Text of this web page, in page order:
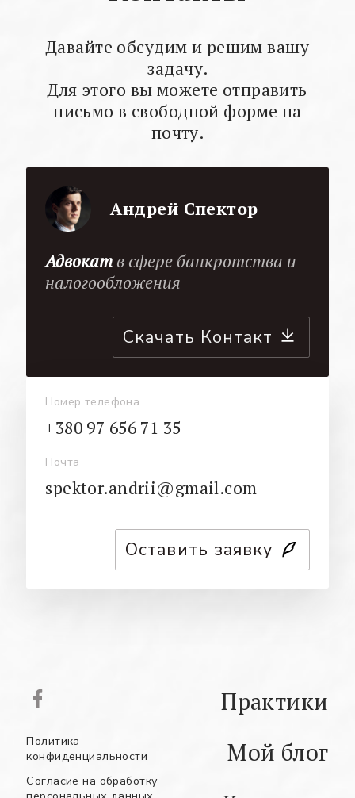
Давайте обсудим и решим вашу
задачу.
Для этого вы можете отправить
письмо в свободной форме на
почту.
Андрей Спектор
Адвокат в сфере банкротства и
налогообложения
Скачать Контакт
Номер телефона
+380 97 656 71 35
Почта
spektor.andrii@gmail.com
Оставить заявку
Практики
Мой блог
Политика
конфиденциальности
Согласие на обработку